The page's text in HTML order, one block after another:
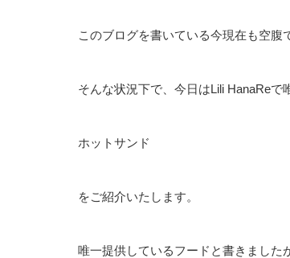
このブログを書いている今現在も空腹
そんな状況下で、今日はLili HanaReで
ホットサンド
をご紹介いたします。
唯一提供しているフードと書きました